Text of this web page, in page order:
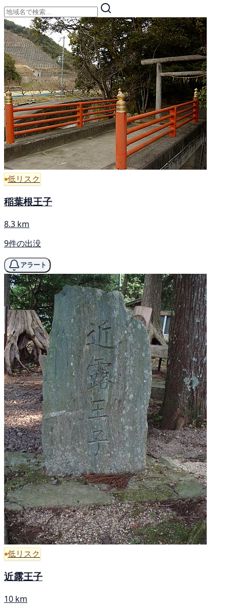
低リスク
稲葉根王子
8.3 km
9件の出没
アラート
低リスク
近露王子
10 km